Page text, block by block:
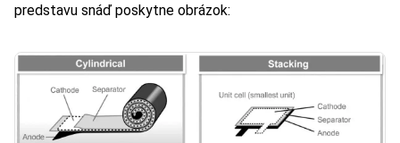
predstavu snáď poskytne obrázok: